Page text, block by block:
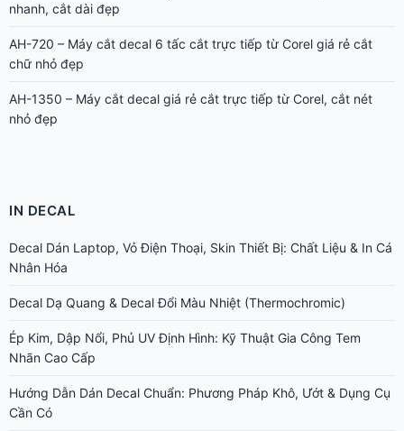
nhanh, cắt dài đẹp
AH-720 – Máy cắt decal 6 tấc cắt trực tiếp từ Corel giá rẻ cắt
chữ nhỏ đẹp
AH-1350 – Máy cắt decal giá rẻ cắt trực tiếp từ Corel, cắt nét
nhỏ đẹp
IN DECAL
Decal Dán Laptop, Vỏ Điện Thoại, Skin Thiết Bị: Chất Liệu & In Cá
Nhân Hóa
Decal Dạ Quang & Decal Đổi Màu Nhiệt (Thermochromic)
Ép Kim, Dập Nổi, Phủ UV Định Hình: Kỹ Thuật Gia Công Tem
Nhãn Cao Cấp
Hướng Dẫn Dán Decal Chuẩn: Phương Pháp Khô, Ướt & Dụng Cụ
Cần Có